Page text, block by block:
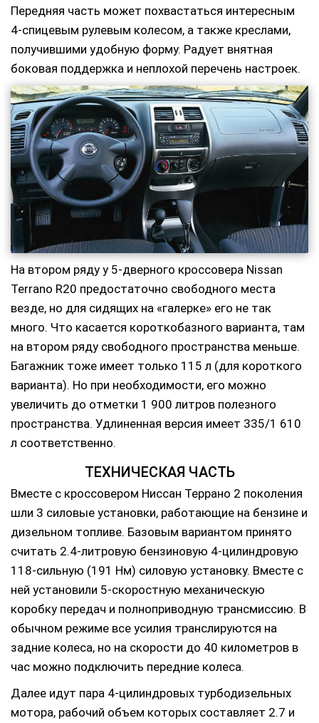
Передняя часть может похвастаться интересным
4-спицевым рулевым колесом, а также креслами,
получившими удобную форму. Радует внятная
боковая поддержка и неплохой перечень настроек.
На втором ряду у 5-дверного кроссовера Nissan
Terrano R20 предостаточно свободного места
везде, но для сидящих на «галерке» его не так
много. Что касается короткобазного варианта, там
на втором ряду свободного пространства меньше.
Багажник тоже имеет только 115 л (для короткого
варианта). Но при необходимости, его можно
увеличить до отметки 1 900 литров полезного
пространства. Удлиненная версия имеет 335/1 610
л соответственно.
ТЕХНИЧЕСКАЯ ЧАСТЬ
Вместе с кроссовером Ниссан Террано 2 поколения
шли 3 силовые установки, работающие на бензине и
дизельном топливе. Базовым вариантом принято
считать 2.4-литровую бензиновую 4-цилиндровую
118-сильную (191 Нм) силовую установку. Вместе с
ней установили 5-скоростную механическую
коробку передач и полноприводную трансмиссию. В
обычном режиме все усилия транслируются на
задние колеса, но на скорости до 40 километров в
час можно подключить передние колеса.
Далее идут пара 4-цилиндровых турбодизельных
мотора, рабочий объем которых составляет 2.7 и